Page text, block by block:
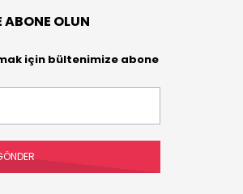
ABONE OLUN
için bültenimize abone